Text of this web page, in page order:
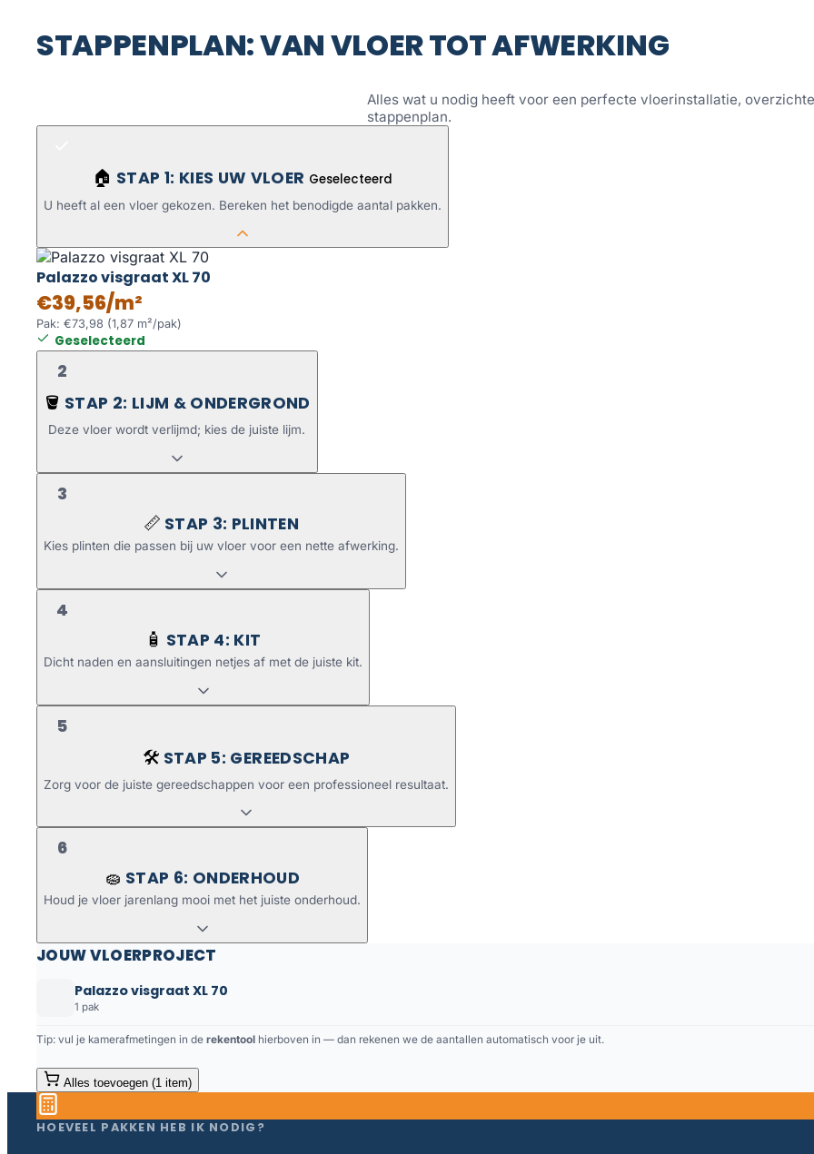
STAPPENPLAN: VAN VLOER TOT AFWERKING
Alles wat u nodig heeft voor een perfecte vloerinstallatie,
stappenplan.
🏠 STAP 1: KIES UW VLOER Geselecteerd
U heeft al een vloer gekozen. Bereken het benodigde aantal pakken.
Palazzo visgraat XL 70
€39,56/m²
Pak: €73,98 (1,87 m²/pak)
Geselecteerd
2
🪣 STAP 2: LIJM & ONDERGROND
Deze vloer wordt verlijmd; kies de juiste lijm.
3
📏 STAP 3: PLINTEN
Kies plinten die passen bij uw vloer voor een nette afwerking.
4
🧴 STAP 4: KIT
Dicht naden en aansluitingen netjes af met de juiste kit.
5
🛠️ STAP 5: GEREEDSCHAP
Zorg voor de juiste gereedschappen voor een professioneel resultaat.
6
🧽 STAP 6: ONDERHOUD
Houd je vloer jarenlang mooi met het juiste onderhoud.
JOUW VLOERPROJECT
Palazzo visgraat XL 70
1 pak
Tip: vul je kamerafmetingen in de rekentool hierboven in — dan rekenen we de aantallen automatisch voor je uit.
Alles toevoegen (1 item)
HOEVEEL PAKKEN HEB IK NODIG?